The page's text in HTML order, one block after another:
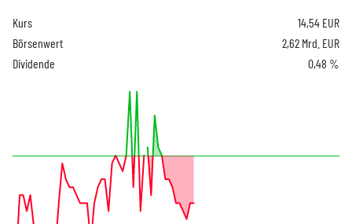
Kurs 14,54 EUR
Börsenwert
2,62 Mrd. EUR
Dividende
0,48 %